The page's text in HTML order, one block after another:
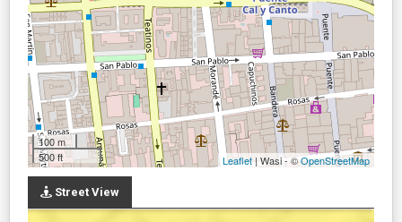
100 m
500 ft
Leaflet| Wasi - ©OpenStreetMap
Street View